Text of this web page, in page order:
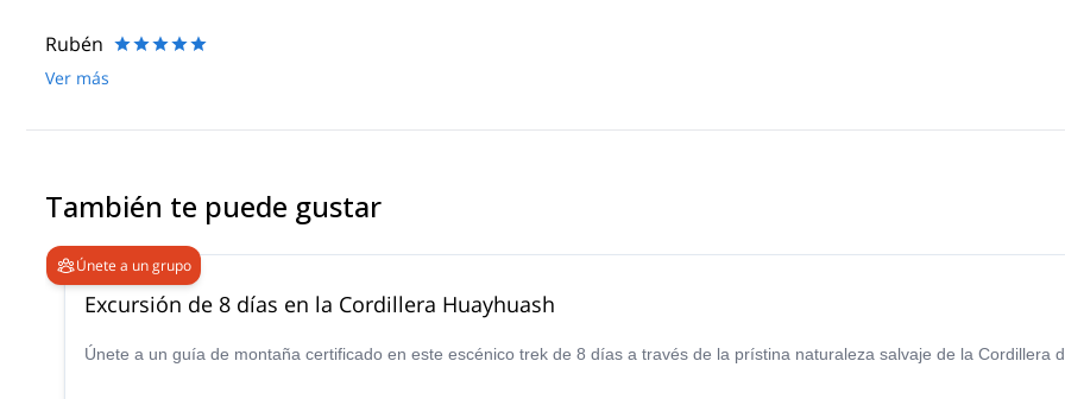
Rubén
Ver más
También te puede gustar
Únete a un grupo
Excursión de 8 días en la Cordillera Huayhuash
Únete a un guía de montaña certificado en este escénico trek de 8 días a través de la prístina naturaleza salvaje de la Cordillera